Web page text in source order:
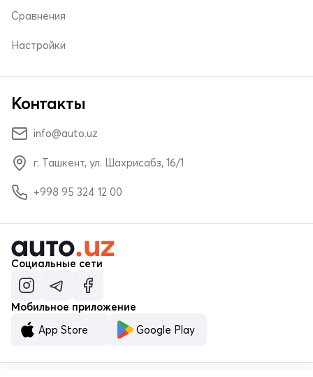
Сравнения
Настройки
Контакты
info@auto.uz
г. Ташкент, ул. Шахрисабз, 16/1
+998 95 324 12 00
Социальные сети
Мобильное приложение
App Store
Google Play